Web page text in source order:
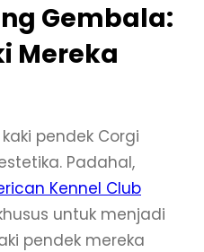
Gembala:
Mereka
pendek Corgi
Padahal,
Kennel Club
untuk menjadi
pendek mereka